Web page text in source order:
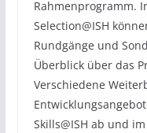
Rahmenprogramm.
Selection@ISH
Rundgänge und
Überblick über das
Verschiedene
Skills@ISH ab und